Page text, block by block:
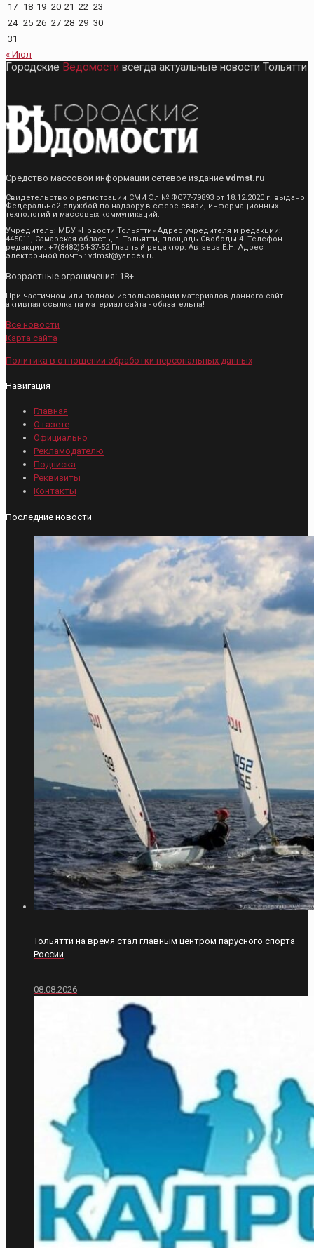
17 18 19 20 21 22 23
24 25 26 27 28 29 30
31
« Июл
Городские Ведомости всегда актуальные новости Тольятти
Средство массовой информации сетевое издание vdmst.ru
Свидетельство о регистрации СМИ Эл № ФС77-79893 от 18.12.2020 г. выдано
Федеральной службой по надзору в сфере связи, информационных
технологий и массовых коммуникаций.
Учредитель: МБУ «Новости Тольятти» Адрес учредителя и редакции:
445011, Самарская область, г. Тольятти, площадь Свободы 4. Телефон
редакции: +7(8482)54-37-52 Главный редактор: Автаева Е.Н. Адрес
электронной почты: vdmst@yandex.ru
Возрастные ограничения: 18+
При частичном или полном использовании материалов данного сайт
активная ссылка на материал сайта - обязательна!
Все новости
Карта сайта
Политика в отношении обработки персональных данных
Навигация
Главная
О газете
Официально
Рекламодателю
Подписка
Реквизиты
Контакты
Последние новости
Тольятти на время стал главным центром парусного спорта
России
08.08.2026